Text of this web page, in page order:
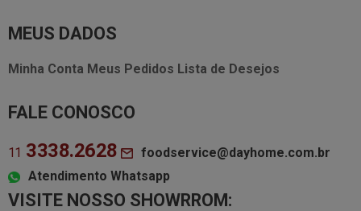
MEUS DADOS
Minha Conta Meus Pedidos Lista de Desejos
FALE CONOSCO
11 3338.2628
foodservice@dayhome.com.br
Atendimento Whatsapp
VISITE NOSSO SHOWRROM: